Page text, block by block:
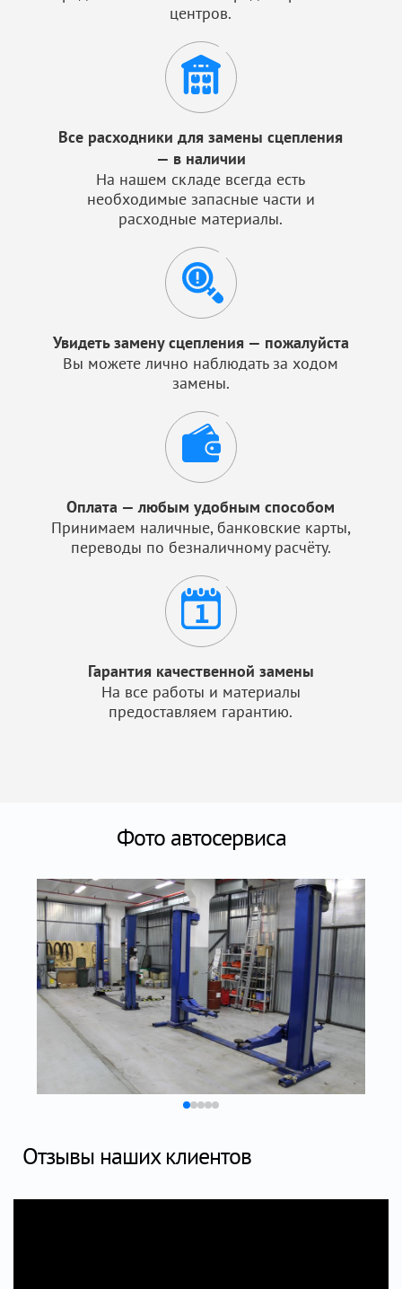
центров.
Все расходники для замены сцепления
— в наличии
На нашем складе всегда есть
необходимые запасные части и
расходные материалы.
Увидеть замену сцепления — пожалуйста
Вы можете лично наблюдать за ходом
замены.
Оплата — любым удобным способом
Принимаем наличные, банковские карты,
переводы по безналичному расчёту.
Гарантия качественной замены
На все работы и материалы
предоставляем гарантию.
Фото автосервиса
Отзывы наших клиентов